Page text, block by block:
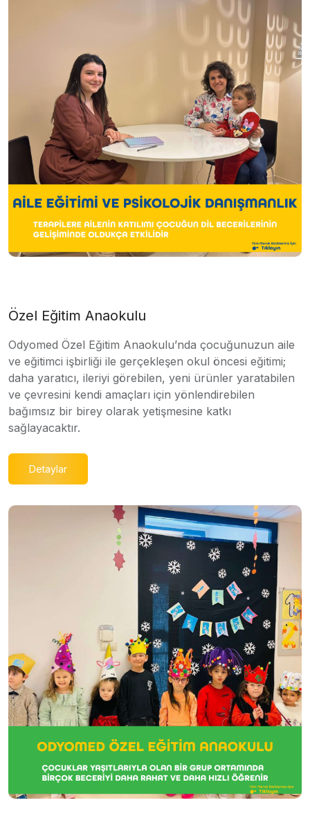
Özel Eğitim Anaokulu
Odyomed Özel Eğitim Anaokulu’nda çocuğunuzun aile
ve eğitimci işbirliği ile gerçekleşen okul öncesi eğitimi;
daha yaratıcı, ileriyi görebilen, yeni ürünler yaratabilen
ve çevresini kendi amaçları için yönlendirebilen
bağımsız bir birey olarak yetişmesine katkı
sağlayacaktır.
Detaylar